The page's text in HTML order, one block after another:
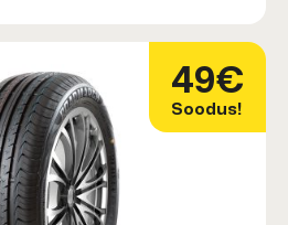
49€
Soodus!